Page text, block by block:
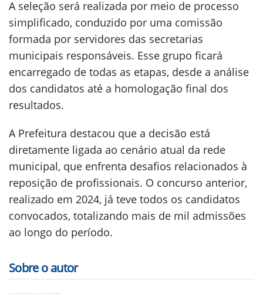
A seleção será realizada por meio de processo
simplificado, conduzido por uma comissão
formada por servidores das secretarias
municipais responsáveis. Esse grupo ficará
encarregado de todas as etapas, desde a análise
dos candidatos até a homologação final dos
resultados.
A Prefeitura destacou que a decisão está
diretamente ligada ao cenário atual da rede
municipal, que enfrenta desafios relacionados à
reposição de profissionais. O concurso anterior,
realizado em 2024, já teve todos os candidatos
convocados, totalizando mais de mil admissões
ao longo do período.
Sobre o autor